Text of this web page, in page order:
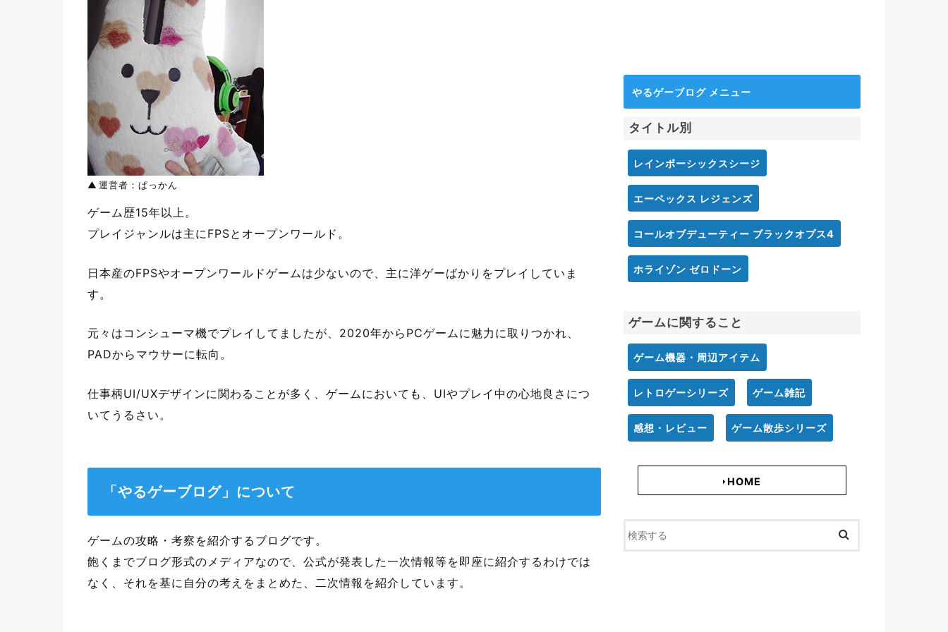
運営者：ぱっかん
ゲーム歴15年以上。
プレイジャンルは主にFPSとオープンワールド。
日本産のFPSやオープンワールドゲームは少ないので、主に洋ゲーばかりをプレイしていま
す。
元々はコンシューマ機でプレイしてましたが、2020年からPCゲームに魅力に取りつかれ、
PADからマウサーに転向。
仕事柄UI/UXデザインに関わることが多く、ゲームにおいても、UIやプレイ中の心地良さにつ
いてうるさい。
「やるゲーブログ」について
ゲームの攻略・考察を紹介するブログです。
飽くまでブログ形式のメディアなので、公式が発表した一次情報等を即座に紹介するわけでは
なく、それを基に自分の考えをまとめた、二次情報を紹介しています。
やるゲーブログ メニュー
タイトル別
レインボーシックスシージ
エーペックス レジェンズ
コールオブデューティー ブラックオプス4
ホライゾン ゼロドーン
ゲームに関すること
ゲーム機器・周辺アイテム
レトロゲーシリーズ ゲーム雑記
感想・レビュー ゲーム散歩シリーズ
HOME